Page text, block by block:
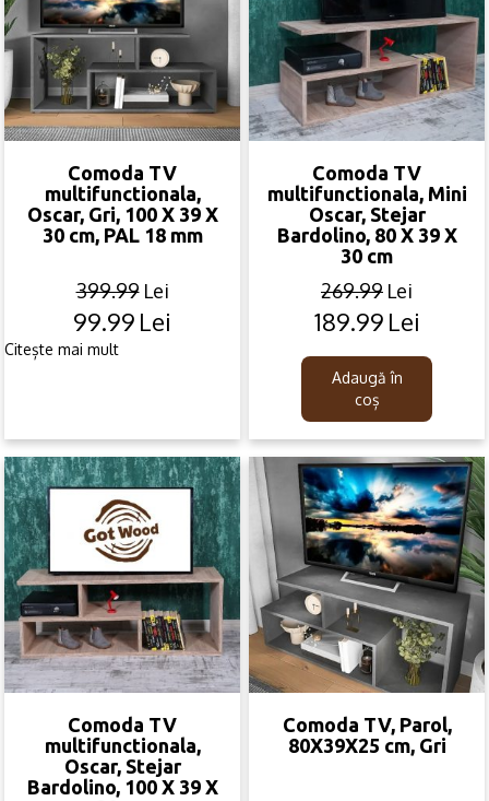
Comoda TV
multifunctionala,
Oscar, Gri, 100 X 39 X
30 cm, PAL 18 mm
399.99 Lei
Original
99.99 Lei
Current
Citește mai mult
Comoda TV
multifunctionala, Mini
Oscar, Stejar
Bardolino, 80 X 39 X
30 cm
269.99 Lei
Original
was:
269.99lei.
189.99 Lei
Current
is:
189.99lei.
Adaugă în
coș
Comoda TV
multifunctionala,
Oscar, Stejar
Bardolino, 100 X 39 X
Comoda TV, Parol,
80X39X25 cm, Gri